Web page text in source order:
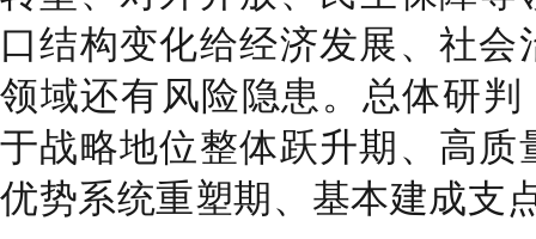
口结构变化给经济发展、社
领域还有风险隐患。 总体研判
于战略地位整体跃升期、高
优势系统重塑期、基本建成支